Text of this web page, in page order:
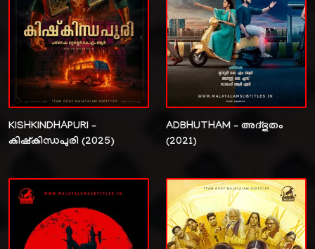
KISHKINDHAPURI –
കിഷ്കിന്ധപുരി (2025)
ADBHUTHAM – അദ്ഭുതം
(2021)